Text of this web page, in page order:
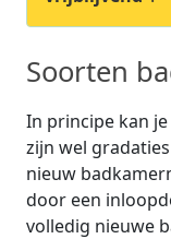
Soorten
In principe kan je
zijn wel
nieuw
door een
volledig nieuwe